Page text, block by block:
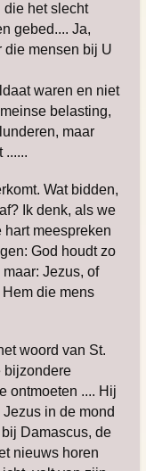
die het slecht
gebed.... Ja,
mensen bij U
waren en niet
belasting,
maar
......
Wat bidden,
Ik denk, als we
meespreken
God houdt zo
Jezus, of
die mens
woord van St.
bijzondere
ontmoeten .... Hij
in de mond
Damascus, de
nieuws horen